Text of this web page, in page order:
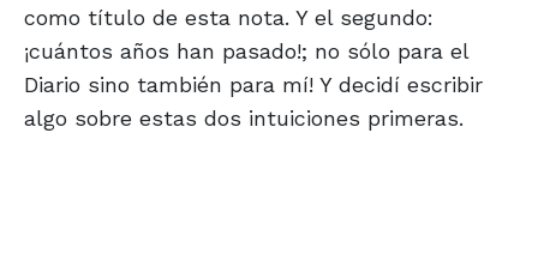
como título de esta nota. Y el segundo:
¡cuántos años han pasado!; no sólo para el
Diario sino también para mí! Y decidí escribir
algo sobre estas dos intuiciones primeras.